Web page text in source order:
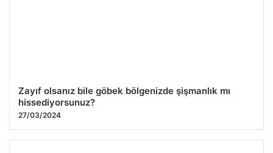
Zayıf olsanız bile göbek bölgenizde şişmanlık mı
hissediyorsunuz?
27/03/2024